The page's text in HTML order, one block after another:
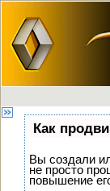
Как
Вы создали
не просто
повышение